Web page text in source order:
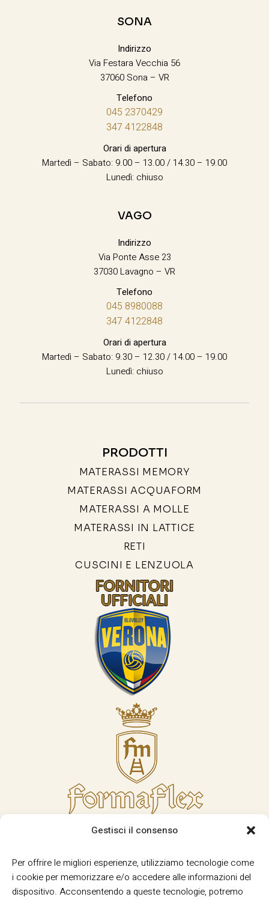
Gestisci il consenso
Per offrire le migliori esperienze, utilizziamo tecnologie come
i cookie per memorizzare e/o accedere alle informazioni del
dispositivo. Acconsentendo a queste tecnologie, potremo
SONA
Indirizzo
Via Festara Vecchia 56
37060 Sona – VR
Telefono
045 2370429
347 4122848
Orari di apertura
Martedì – Sabato: 9.00 – 13.00 / 14.30 – 19.00
Lunedì: chiuso
VAGO
Indirizzo
Via Ponte Asse 23
37030 Lavagno – VR
Telefono
045 8980088
347 4122848
Orari di apertura
Martedì – Sabato: 9.30 – 12.30 / 14.00 – 19.00
Lunedì: chiuso
PRODOTTI
MATERASSI MEMORY
MATERASSI ACQUAFORM
MATERASSI A MOLLE
MATERASSI IN LATTICE
RETI
CUSCINI E LENZUOLA